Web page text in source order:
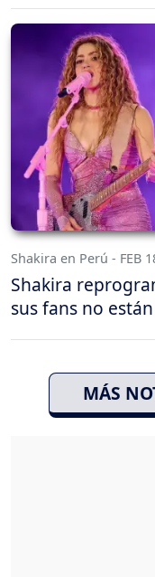
Shakira en Perú - FEB
Shakira
sus fans no
MÁS